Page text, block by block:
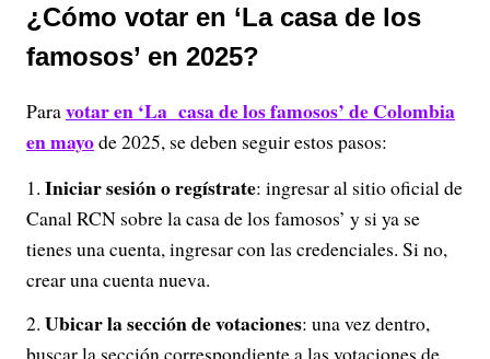
¿Cómo votar en ‘La casa de los
famosos’ en 2025?
Paravotar en ‘La casa de los famosos’ de Colombia
en mayode 2025, se deben seguir estos pasos:
Iniciar sesión o regístrate: ingresar al sitio oficial de
Canal RCN sobre la casa de los famosos’ y si ya se
tienes una cuenta, ingresar con las credenciales. Si no,
crear una cuenta nueva.
Ubicar la sección de votaciones: una vez dentro,
buscar la sección correspondiente a las votaciones de